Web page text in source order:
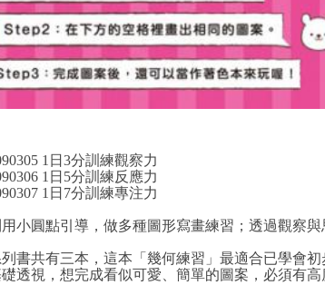
1日3分訓練觀察力
1日5分訓練反應力
1日7分訓練專注力
用小圓點引導，做多種圖形寫畫練習；透過觀察
列書共有三本，這本「幾何練習」最適合已學
透視，想完成看似可愛、簡單的圖案，必須有高